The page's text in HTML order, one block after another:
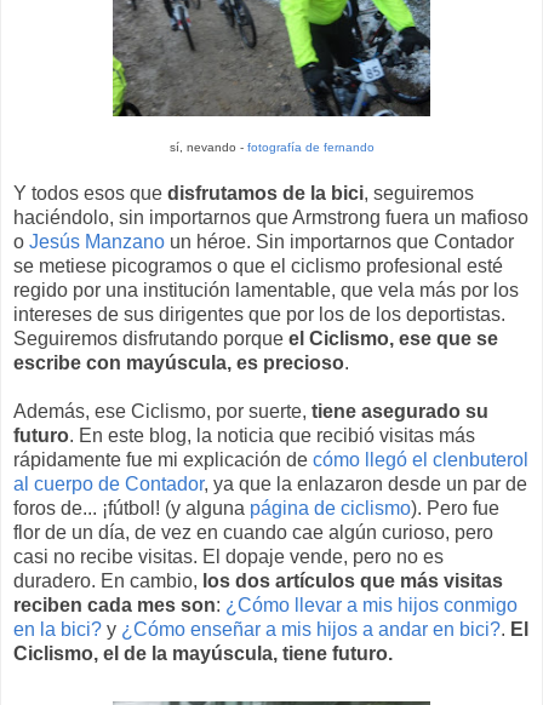
sí, nevando - fotografía de fernando
Y todos esos que disfrutamos de la bici, seguiremos
haciéndolo, sin importarnos que Armstrong fuera un mafioso
o Jesús Manzano un héroe. Sin importarnos que Contador
se metiese picogramos o que el ciclismo profesional esté
regido por una institución lamentable, que vela más por los
intereses de sus dirigentes que por los de los deportistas.
Seguiremos disfrutando porque el Ciclismo, ese que se
escribe con mayúscula, es precioso.
Además, ese Ciclismo, por suerte, tiene asegurado su
futuro. En este blog, la noticia que recibió visitas más
rápidamente fue mi explicación de cómo llegó el clenbuterol
al cuerpo de Contador, ya que la enlazaron desde un par de
foros de... ¡fútbol! (y alguna página de ciclismo). Pero fue
flor de un día, de vez en cuando cae algún curioso, pero
casi no recibe visitas. El dopaje vende, pero no es
duradero. En cambio, los dos artículos que más visitas
reciben cada mes son: ¿Cómo llevar a mis hijos conmigo
en la bici? y ¿Cómo enseñar a mis hijos a andar en bici?. El
Ciclismo, el de la mayúscula, tiene futuro.